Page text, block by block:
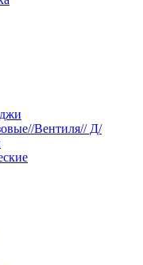
Вентиля// Д/